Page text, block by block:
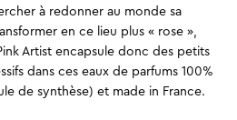
à redonner au monde sa
en ce lieu plus « rose »,
Artist encapsule donc des petits
dans ces eaux de parfums 100%
de synthèse) et made in France.